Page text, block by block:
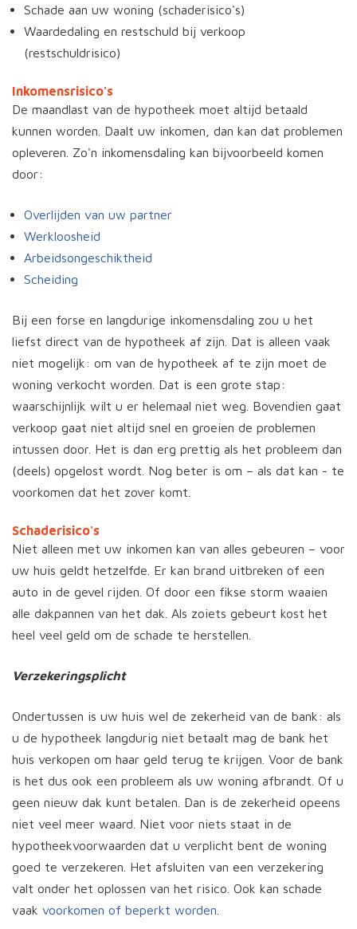
Schade aan uw woning (schaderisico's)
Waardedaling en restschuld bij verkoop
(restschuldrisico)
Inkomensrisico's
De maandlast van de hypotheek moet altijd betaald
kunnen worden. Daalt uw inkomen, dan kan dat problemen
opleveren. Zo'n inkomensdaling kan bijvoorbeeld komen
door:
Overlijden van uw partner
Werkloosheid
Arbeidsongeschiktheid
Scheiding
Bij een forse en langdurige inkomensdaling zou u het
liefst direct van de hypotheek af zijn. Dat is alleen vaak
niet mogelijk: om van de hypotheek af te zijn moet de
woning verkocht worden. Dat is een grote stap:
waarschijnlijk wilt u er helemaal niet weg. Bovendien gaat
verkoop gaat niet altijd snel en groeien de problemen
intussen door. Het is dan erg prettig als het probleem dan
(deels) opgelost wordt. Nog beter is om – als dat kan - te
voorkomen dat het zover komt.
Schaderisico's
Niet alleen met uw inkomen kan van alles gebeuren – voor
uw huis geldt hetzelfde. Er kan brand uitbreken of een
auto in de gevel rijden. Of door een fikse storm waaien
alle dakpannen van het dak. Als zoiets gebeurt kost het
heel veel geld om de schade te herstellen.
Verzekeringsplicht
Ondertussen is uw huis wel de zekerheid van de bank: als
u de hypotheek langdurig niet betaalt mag de bank het
huis verkopen om haar geld terug te krijgen. Voor de bank
is het dus ook een probleem als uw woning afbrandt. Of u
geen nieuw dak kunt betalen. Dan is de zekerheid opeens
niet veel meer waard. Niet voor niets staat in de
hypotheekvoorwaarden dat u verplicht bent de woning
goed te verzekeren. Het afsluiten van een verzekering
valt onder het oplossen van het risico. Ook kan schade
vaak voorkomen of beperkt worden